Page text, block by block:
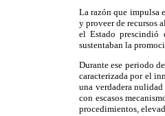
La razón que impulsa
y proveer de recursos
el Estado prescindió
sustentaban la
Durante ese periodo
caracterizada por el
una verdadera
con escasos
procedimientos,